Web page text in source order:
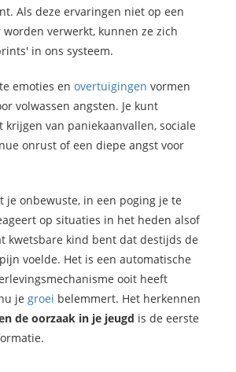
Als deze ervaringen niet op een
verwerkt, kunnen ze zich
in ons systeem.
emoties en overtuigingen vormen
volwassen angsten. Je kunt
krijgen van paniekaanvallen, sociale
onrust of een diepe angst voor
je onbewuste, in een poging je te
op situaties in het heden alsof
kwetsbare kind bent dat destijds de
voelde. Het is een automatische
ooit heeft
je groei belemmert. Het herkennen
de oorzaak in je jeugd is de eerste